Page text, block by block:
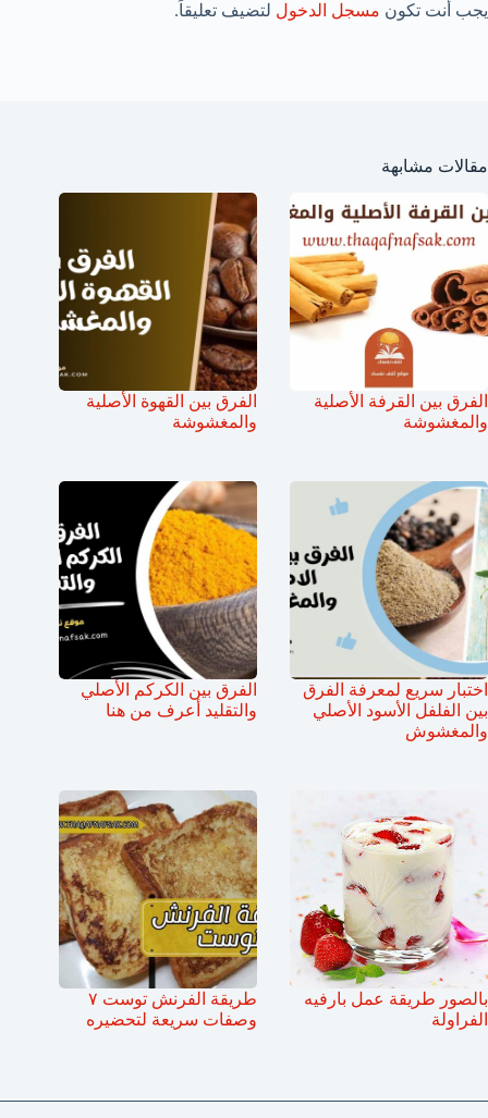
يجب أنت تكون مسجل الدخول لتضيف تعليقاً.
مقالات مشابهة
الفرق بين القرفة الأصلية
والمغشوشة
الفرق بين القهوة الأصلية
والمغشوشة
اختبار سريع لمعرفة الفرق
بين الفلفل الأسود الأصلي
والمغشوش
الفرق بين الكركم الأصلي
والتقليد أعرف من هنا
بالصور طريقة عمل بارفيه
الفراولة
طريقة الفرنش توست ٧
وصفات سريعة لتحضيره